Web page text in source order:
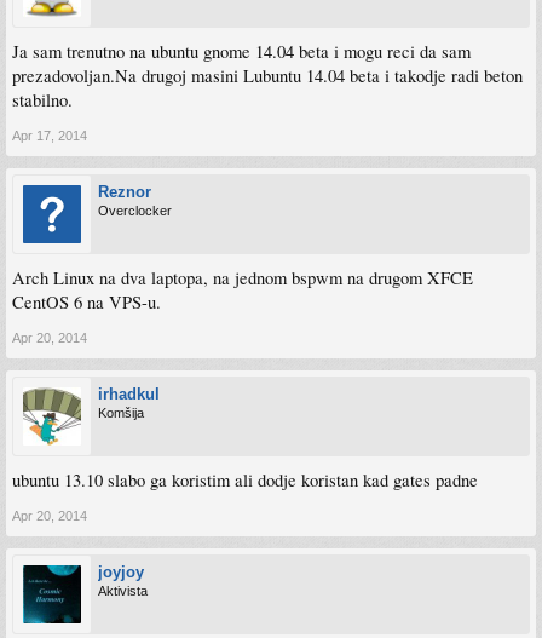
Ja sam trenutno na ubuntu gnome 14.04 beta i mogu reci da sam
prezadovoljan.Na drugoj masini Lubuntu 14.04 beta i takodje radi beton
stabilno.
Apr 17, 2014
Reznor
Overclocker
Arch Linux na dva laptopa, na jednom bspwm na drugom XFCE
CentOS 6 na VPS-u.
Apr 20, 2014
irhadkul
Komšija
ubuntu 13.10 slabo ga koristim ali dodje koristan kad gates padne
Apr 20, 2014
joyjoy
Aktivista